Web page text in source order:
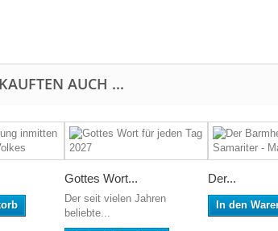
AUCH ...
Gottes Wort...
Der seit vielen Jahren
beliebte...
Der...
In den